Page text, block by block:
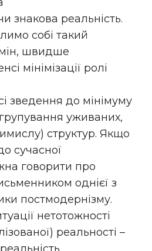
знакова реальність.
собі такий
швидше
мінімізації ролі
зведення до мінімуму
уживаних,
структур. Якщо
сучасної
говорити про
однієї з
постмодернізму.
нетотожності
реальності –